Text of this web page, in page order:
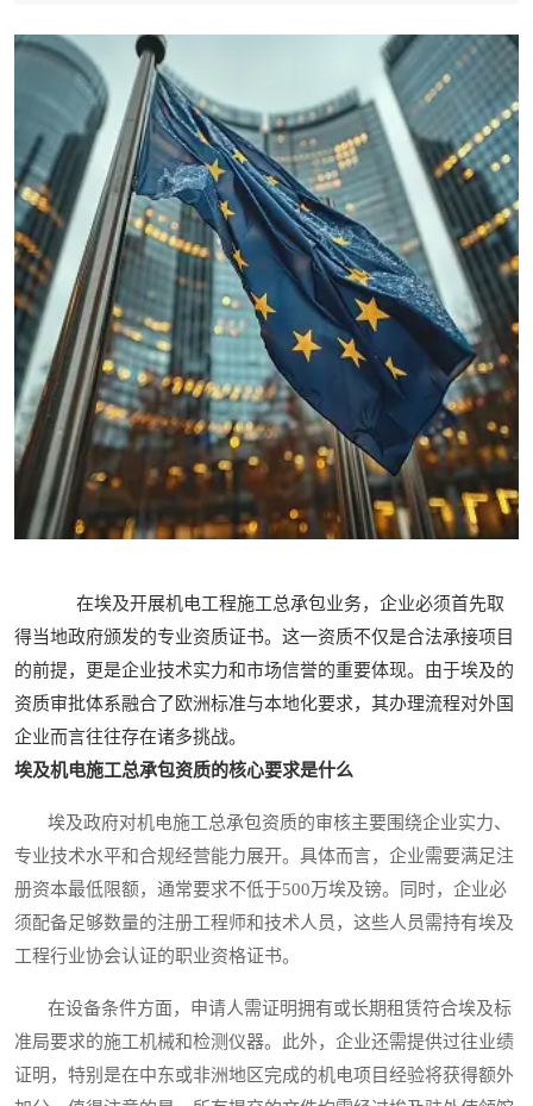
在埃及开展机电工程施工总承包业务，企业必须首先取
得当地政府颁发的专业资质证书。这一资质不仅是合法承接项目
的前提，更是企业技术实力和市场信誉的重要体现。由于埃及的
资质审批体系融合了欧洲标准与本地化要求，其办理流程对外国
企业而言往往存在诸多挑战。
埃及机电施工总承包资质的核心要求是什么
埃及政府对机电施工总承包资质的审核主要围绕企业实力、
专业技术水平和合规经营能力展开。具体而言，企业需要满足注
册资本最低限额，通常要求不低于500万埃及镑。同时，企业必
须配备足够数量的注册工程师和技术人员，这些人员需持有埃及
工程行业协会认证的职业资格证书。
在设备条件方面，申请人需证明拥有或长期租赁符合埃及标
准局要求的施工机械和检测仪器。此外，企业还需提供过往业绩
证明，特别是在中东或非洲地区完成的机电项目经验将获得额外